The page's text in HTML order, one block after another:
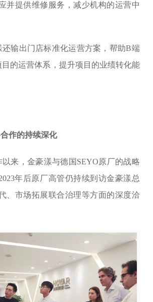
并提供维修服务，减少机构的运营中
还输出门店标准化运营方案，帮助B端
的运营体系，提升项目的业绩转化能
作的持续深化
以来，金豪漾与德国SEYO原厂的战略
年后原厂高管仍持续到访金豪漾总
、市场拓展联合治理等方面的深度洽